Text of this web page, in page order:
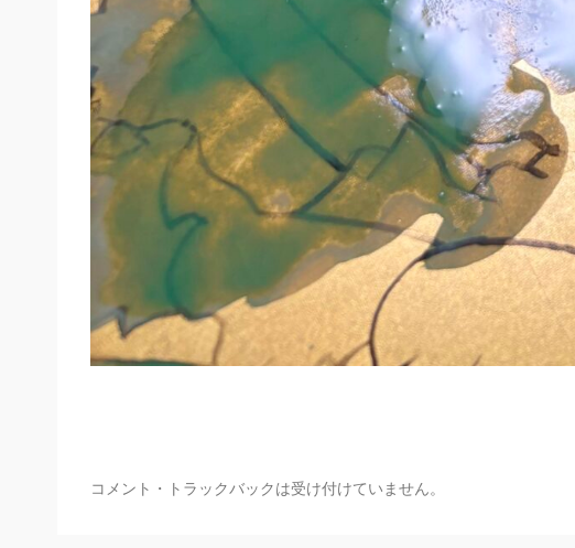
コメント・トラックバックは受け付けていません。